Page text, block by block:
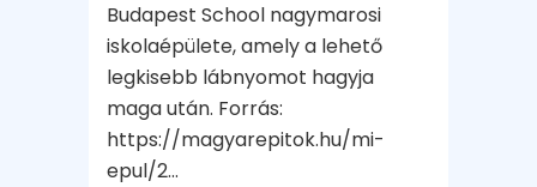
Budapest School nagymarosi
iskolaépülete, amely a lehető
legkisebb lábnyomot hagyja
maga után. Forrás:
https://magyarepitok.hu/mi-
epul/2...